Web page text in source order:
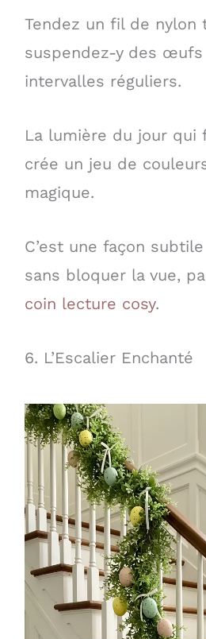
Tendez un fil de nylon
suspendez-y des œufs
intervalles réguliers.
La lumière du jour qui
crée un jeu de
magique.
C’est une façon
sans bloquer la vue,
coin lecture cosy.
6. L’Escalier Enchanté